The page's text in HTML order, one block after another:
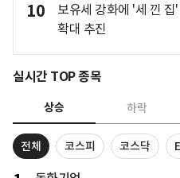
10
보유세 강화에 '세 낀
확대 추진
실시간 TOP 종목
상승 하락
전체 코스피 코스닥